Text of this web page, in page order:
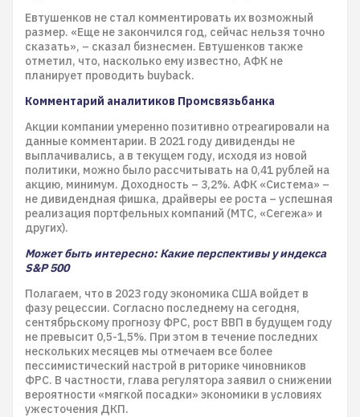
Евтушенков не стал комментировать их возможный
размер. «Еще не закончился год, сейчас нельзя точно
сказать», – сказал бизнесмен. Евтушенков также
отметил, что, насколько ему известно, АФК не
планирует проводить buyback.
Комментарий аналитиков Промсвязьбанка
Акции компании умеренно позитивно отреагировали на
данные комментарии. В 2021 году дивиденды не
выплачивались, а в текущем году, исходя из новой
политики, можно было рассчитывать на 0,41 рублей на
акцию, минимум. Доходность – 3,2%. АФК «Система» –
не дивидендная фишка, драйверы ее роста – успешная
реализация портфельных компаний (МТС, «Сегежа» и
других).
Может быть интересно: Какие перспективы у индекса
S&P 500
Полагаем, что в 2023 году экономика США войдет в
фазу рецессии. Согласно последнему на сегодня,
сентябрьскому прогнозу ФРС, рост ВВП в будущем году
не превысит 0,5-1,5%. При этом в течение последних
нескольких месяцев мы отмечаем все более
пессимистический настрой в риторике чиновников
ФРС. В частности, глава регулятора заявил о снижении
вероятности «мягкой посадки» экономики в условиях
ужесточения ДКП.